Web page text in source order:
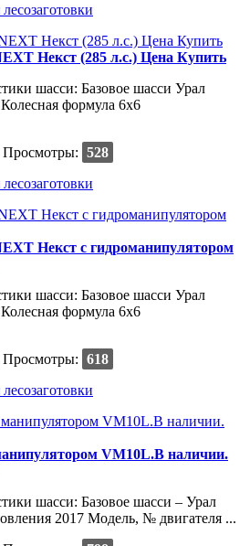
Некст (285 л.с.) Цена Купить
шасси: Базовое шасси Урал
формула 6х6
Просмотры: 528
Некст с гидроманипулятором
шасси: Базовое шасси Урал
формула 6х6
Просмотры: 618
VM10L.В наличии.
шасси: Базовое шасси – Урал
2017 Модель, № двигателя ...